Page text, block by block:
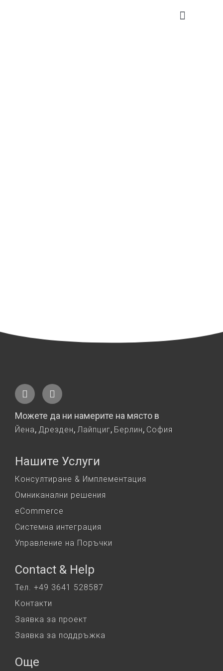
Можете да ни намерите на място в
Йена, Дрезден, Лайпциг, Берлин, София
Нашите Услуги
Консултиране & Имплементация
Омниканални решения
eCommerce
Системна интеграция
Управление на Поръчки
Contact & Help
Тел. +49 3641 528587
Контакти
Заявка за проект
Заявка за поддръжка
Още